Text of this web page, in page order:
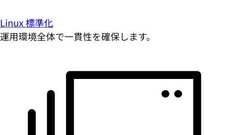
Linux 標準化
運用環境全体で一貫性を確保します。